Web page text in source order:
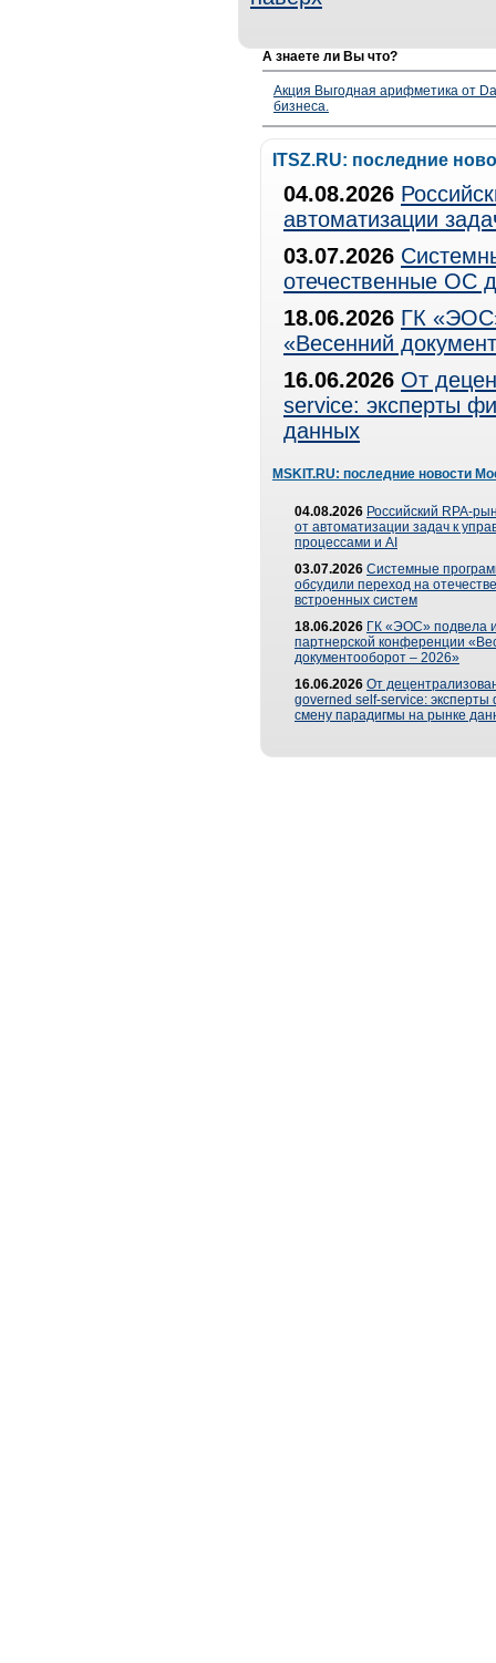
А знаете ли Вы что?
Акция Выгодная арифметика от
бизнеса.
ITSZ.RU: последние
04.08.2026
автоматизации
03.07.2026
отечественные ОС
18.06.2026 ГК
«Весенний
16.06.2026 От
service: эксперты
данных
MSKIT.RU: последние новости
04.08.2026 Российский RPA-
от автоматизации задач к
процессами и AI
03.07.2026 Системные
обсудили переход на
встроенных систем
18.06.2026 ГК «ЭОС» подвела
партнерской конференции
документооборот – 2026»
16.06.2026 От
governed self-service: эксперты
смену парадигмы на рынке